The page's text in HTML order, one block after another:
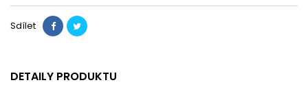
Sdílet
DETAILY PRODUKTU